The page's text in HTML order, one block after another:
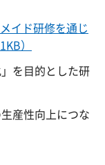
イド研修を通じ
）
を目的とした研
産性向上につな